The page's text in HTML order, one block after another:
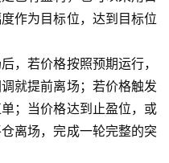
作为目标位，达到目标位
，若价格按照预期运行，
就提前离场；若价格触发
；当价格达到止盈位，或
离场，完成一轮完整的突